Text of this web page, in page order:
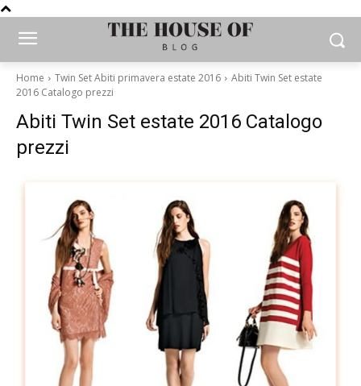
Home Twin Set Abiti primavera estate 2016
Abiti Twin Set estate
2016 Catalogo prezzi
Abiti Twin Set estate 2016 Catalogo
prezzi